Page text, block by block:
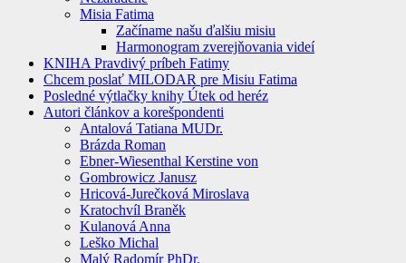
Misia Fatima
Začíname našu ďalšiu misiu
Harmonogram zverejňovania videí
KNIHA Pravdivý príbeh Fatimy
Chcem poslať MILODAR pre Misiu Fatima
Posledné výtlačky knihy Útek od heréz
Autori článkov a korešpondenti
Antalová Tatiana MUDr.
Brázda Roman
Ebner-Wiesenthal Kerstine von
Gombrowicz Janusz
Hricová-Jurečková Miroslava
Kratochvíl Braněk
Kulanová Anna
Leško Michal
Malý Radomír PhDr.